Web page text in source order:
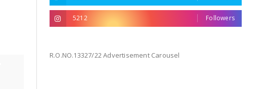
5212 Followers
R.O.NO.13327/22 Advertisement Carousel